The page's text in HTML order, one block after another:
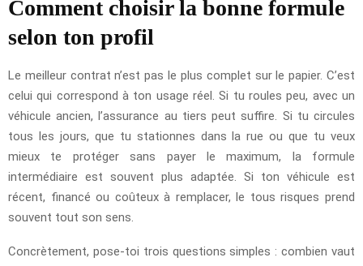
Comment choisir la bonne formule
selon ton profil
Le meilleur contrat n’est pas le plus complet sur le papier. C’est
celui qui correspond à ton usage réel. Si tu roules peu, avec un
véhicule ancien, l’assurance au tiers peut suffire. Si tu circules
tous les jours, que tu stationnes dans la rue ou que tu veux
mieux te protéger sans payer le maximum, la formule
intermédiaire est souvent plus adaptée. Si ton véhicule est
récent, financé ou coûteux à remplacer, le tous risques prend
souvent tout son sens.
Concrètement, pose-toi trois questions simples : combien vaut